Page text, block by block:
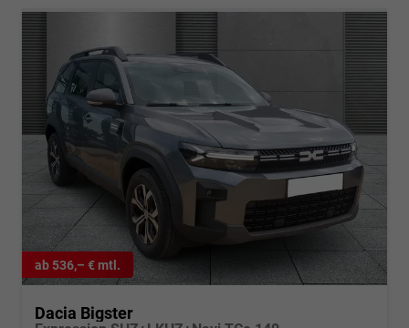
ab 536,– € mtl.
Dacia Bigster